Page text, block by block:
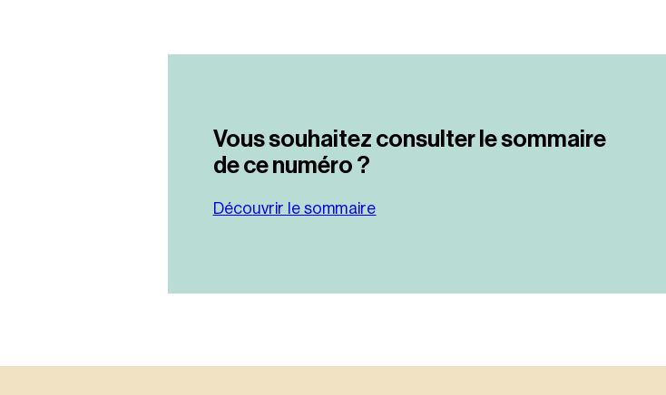
Vous souhaitez consulter le sommaire
de ce numéro ?
Découvrir le sommaire